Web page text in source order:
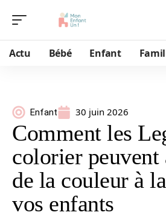
Actu Bébé Enfant
Enfant 30 juin 2026
Comment les
colorier peuvent
de la couleur à
vos enfants